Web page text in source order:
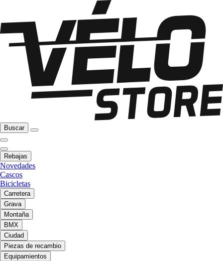
Buscar
Rebajas
Novedades
Cascos
Bicicletas
Carretera
Grava
Montaña
BMX
Ciudad
Piezas de recambio
Equipamientos